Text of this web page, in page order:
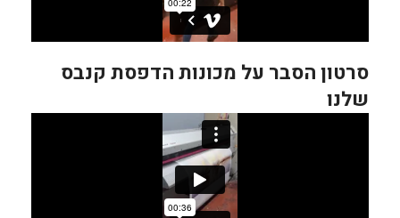
סרטון הסבר על מכונות הדפסת קנבס
שלנו